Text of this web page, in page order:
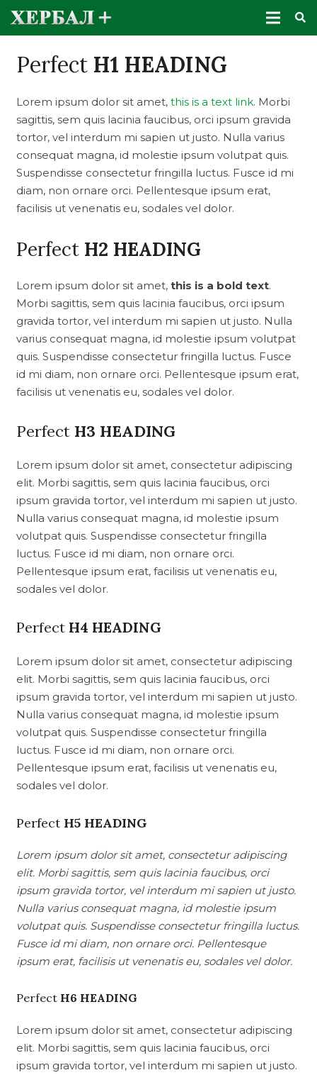
Perfect H1 HEADING
Lorem ipsum dolor sit amet, this is a text link. Morbi
sagittis, sem quis lacinia faucibus, orci ipsum gravida
tortor, vel interdum mi sapien ut justo. Nulla varius
consequat magna, id molestie ipsum volutpat quis.
Suspendisse consectetur fringilla luctus. Fusce id mi
diam, non ornare orci. Pellentesque ipsum erat,
facilisis ut venenatis eu, sodales vel dolor.
Perfect H2 HEADING
Lorem ipsum dolor sit amet, this is a bold text.
Morbi sagittis, sem quis lacinia faucibus, orci ipsum
gravida tortor, vel interdum mi sapien ut justo. Nulla
varius consequat magna, id molestie ipsum volutpat
quis. Suspendisse consectetur fringilla luctus. Fusce
id mi diam, non ornare orci. Pellentesque ipsum erat,
facilisis ut venenatis eu, sodales vel dolor.
Perfect H3 HEADING
Lorem ipsum dolor sit amet, consectetur adipiscing
elit. Morbi sagittis, sem quis lacinia faucibus, orci
ipsum gravida tortor, vel interdum mi sapien ut justo.
Nulla varius consequat magna, id molestie ipsum
volutpat quis. Suspendisse consectetur fringilla
luctus. Fusce id mi diam, non ornare orci.
Pellentesque ipsum erat, facilisis ut venenatis eu,
sodales vel dolor.
Perfect H4 HEADING
Lorem ipsum dolor sit amet, consectetur adipiscing
elit. Morbi sagittis, sem quis lacinia faucibus, orci
ipsum gravida tortor, vel interdum mi sapien ut justo.
Nulla varius consequat magna, id molestie ipsum
volutpat quis. Suspendisse consectetur fringilla
luctus. Fusce id mi diam, non ornare orci.
Pellentesque ipsum erat, facilisis ut venenatis eu,
sodales vel dolor.
Perfect H5 HEADING
Lorem ipsum dolor sit amet, consectetur adipiscing
elit. Morbi sagittis, sem quis lacinia faucibus, orci
ipsum gravida tortor, vel interdum mi sapien ut justo.
Nulla varius consequat magna, id molestie ipsum
volutpat quis. Suspendisse consectetur fringilla luctus.
Fusce id mi diam, non ornare orci. Pellentesque
ipsum erat, facilisis ut venenatis eu, sodales vel dolor.
Perfect H6 HEADING
Lorem ipsum dolor sit amet, consectetur adipiscing
elit. Morbi sagittis, sem quis lacinia faucibus, orci
ipsum gravida tortor, vel interdum mi sapien ut justo.